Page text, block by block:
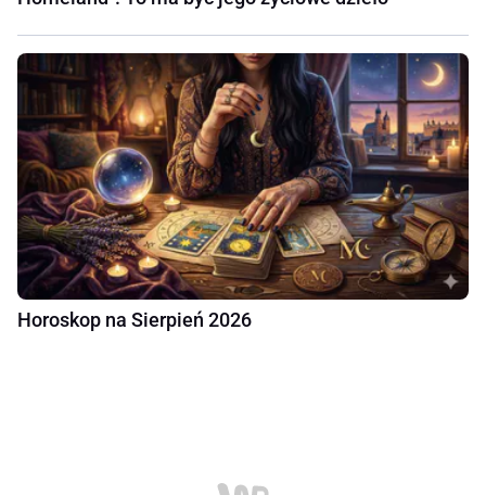
Horoskop na Sierpień 2026